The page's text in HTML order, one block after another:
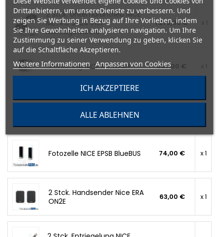
2 Stck. Unterflurantrieb NICE
METRO 3024 incl.
Montagewanne
1.273,00 € x 1
Steuerung NICE MC824H 367,00 € x 1
Empfänger NICE OXI
Fotozelle NICE EPSB BlueBUS 74,00 € x 1
2 Stck. Handsender Nice ERA
ON2E
63,00 € x 1
Drittanbietern, um unsereDienste zu verbessern. Und
zeigen Sie Werbung in Bezug auf Ihre Vorlieben, indem
Sie Ihre Gewohnheiten analysieren navigation. Um Ihre
Zustimmung zu seiner Verwendung zu geben, klicken Sie
auf die Schaltfläche Akzeptieren.
Weitere Informationen Anpassen von Cookies
ALLE ABLEHNEN
ICH AKZEPTIERE